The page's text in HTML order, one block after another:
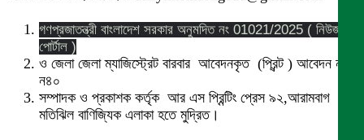
গণপ্রজাতন্ত্রী বাংলাদেশ সরকার অনুমদিত নং 01021/2025 ( নিউজ
পোর্টাল )
ও জেলা জেলা ম্যাজিস্ট্রেট বারবার আবেদনকৃত (প্রিন্ট ) আবেদন নং
ন৪০
সম্পাদক ও প্রকাশক কর্তৃক আর এস প্রিন্টিং প্রেস ৯২,আরামবাগ
মতিঝিল বাণিজ্যিক এলাকা হতে মুদ্রিত।